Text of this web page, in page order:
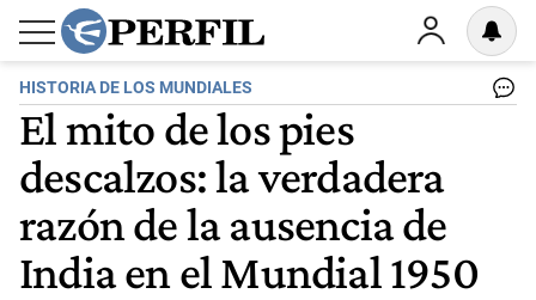
HISTORIA DE LOS MUNDIALES
El mito de los pies
descalzos: la verdadera
razón de la ausencia de
India en el Mundial 1950